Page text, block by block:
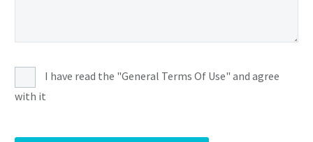
I have read the "General Terms Of Use" and agree
with it